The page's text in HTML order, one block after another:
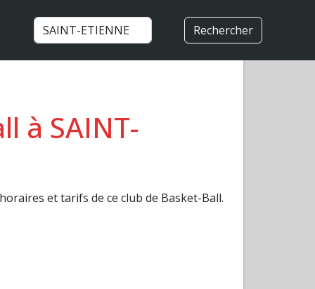
Rechercher
à SAINT-
et tarifs de ce club de Basket-Ball.